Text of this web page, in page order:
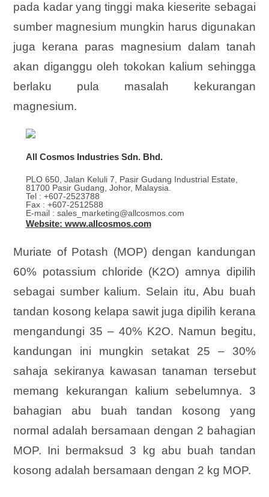
pada kadar yang tinggi maka kieserite sebagai
sumber magnesium mungkin harus digunakan
juga kerana paras magnesium dalam tanah
akan diganggu oleh tokokan kalium sehingga
berlaku pula masalah kekurangan
magnesium.
All Cosmos Industries Sdn. Bhd.
PLO 650, Jalan Keluli 7, Pasir Gudang Industrial Estate,
81700 Pasir Gudang, Johor, Malaysia.
Tel : +607-2523788
Fax : +607-2512588
E-mail : sales_marketing@allcosmos.com
Website: www.allcosmos.com
Muriate of Potash (MOP) dengan kandungan
60% potassium chloride (K2O) amnya dipilih
sebagai sumber kalium. Selain itu, Abu buah
tandan kosong kelapa sawit juga dipilih kerana
mengandungi 35 – 40% K2O. Namun begitu,
kandungan ini mungkin setakat 25 – 30%
sahaja sekiranya kawasan tanaman tersebut
memang kekurangan kalium sebelumnya. 3
bahagian abu buah tandan kosong yang
normal adalah bersamaan dengan 2 bahagian
MOP. Ini bermaksud 3 kg abu buah tandan
kosong adalah bersamaan dengan 2 kg MOP.